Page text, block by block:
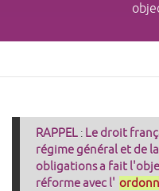
RAPPEL : Le droit
régime général et de
obligations a fait
réforme avec l'